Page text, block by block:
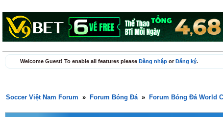
Welcome Guest! To enable all features please Đăng nhập orĐăng ký.
Soccer Việt Nam Forum » Forum Bóng Đá » Forum Bóng Đá World